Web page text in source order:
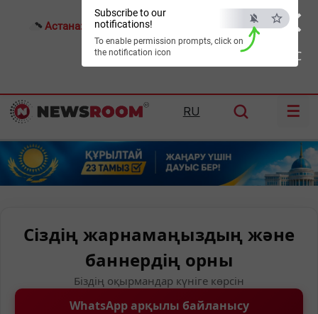
×
ESC
Subscribe to our
notifications!
To enable permission prompts, click on
the notification icon
Астана: 25°C Алматы: Шымкент:34°C
RU ☰
Сіздің жарнамаңыздың және
баннердің орны
Біздің оқырмандар күніге көрсін
WhatsApp арқылы байланысу